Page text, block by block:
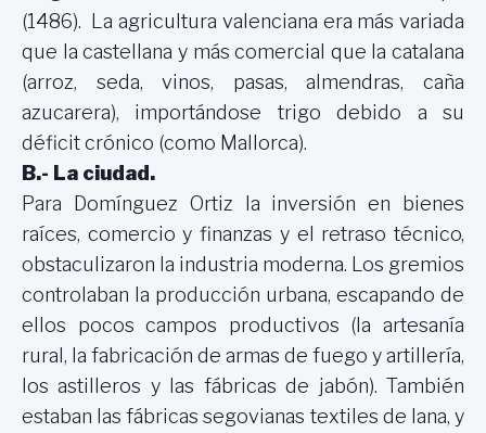
(1486). La agricultura valenciana era más variada
que la castellana y más comercial que la catalana
(arroz, seda, vinos, pasas, almendras, caña
azucarera), importándose trigo debido a su
déficit crónico (como Mallorca).
B.- La ciudad.
Para Domínguez Ortiz la inversión en bienes
raíces, comercio y finanzas y el retraso técnico,
obstaculizaron la industria moderna. Los gremios
controlaban la producción urbana, escapando de
ellos pocos campos productivos (la artesanía
rural, la fabricación de armas de fuego y artillería,
los astilleros y las fábricas de jabón). También
estaban las fábricas segovianas textiles de lana, y